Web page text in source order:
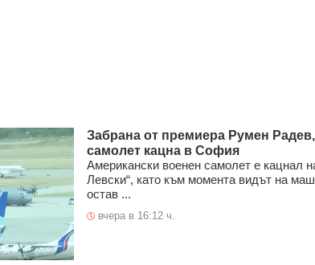
Забрана от премиера Румен
самолет кацна в София
Американски военен самолет е кацнал
Левски“, като към момента видът на
остав ...
вчера в 16:12 ч.